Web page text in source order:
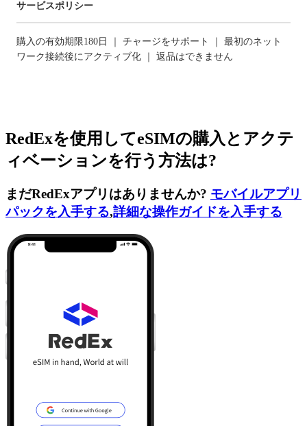
サービスポリシー
購入の有効期限180日 ｜ チャージをサポート ｜ 最初のネット
ワーク接続後にアクティブ化 ｜ 返品はできません
RedExを使用してeSIMの購入とアクテ
ィベーションを行う方法は?
まだRedExアプリはありませんか? モバイルアプリ
パックを入手する,詳細な操作ガイドを入手する